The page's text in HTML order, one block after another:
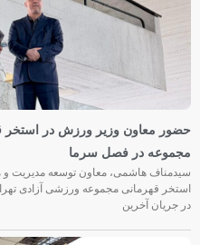
حضور معاون وزیر ورزش در استخر
مجموعه در فصل سرما
سیدمناف هاشمی، معاون توسعه مدیریت و
استخر قهرمانی مجموعه ورزشی آزادی
در جریان آخرین